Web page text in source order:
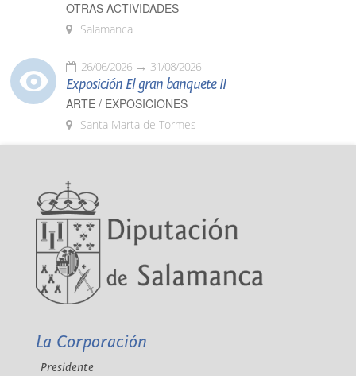
OTRAS ACTIVIDADES
Salamanca
26/06/2026 31/08/2026
Exposición El gran banquete II
ARTE / EXPOSICIONES
Santa Marta de Tormes
La Corporación
Presidente